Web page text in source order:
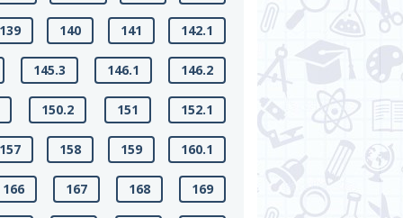
140 141 142.1
145.3 146.1 146.2
150.2 151 152.1
158 159 160.1
166 167 168 169